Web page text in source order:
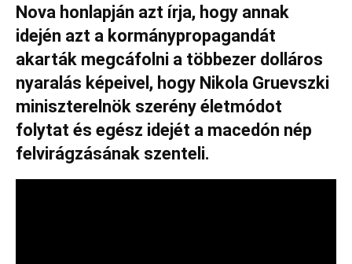
Nova honlapján azt írja, hogy annak
idején azt a kormánypropagandát
akarták megcáfolni a többezer dolláros
nyaralás képeivel, hogy Nikola Gruevszki
miniszterelnök szerény életmódot
folytat és egész idejét a macedón nép
felvirágzásának szenteli.